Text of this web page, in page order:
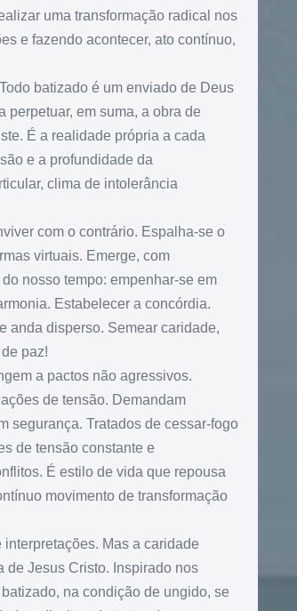
uma transformação radical nos
e fazendo acontecer, ato contínuo,
batizado é um enviado de Deus
perpetuar, em suma, a obra de
É a realidade própria a cada
e a profundidade da
clima de intolerância
com o contrário. Espalha-se o
virtuais. Emerge, com
nosso tempo: empenhar-se em
Estabelecer a concórdia.
anda disperso. Semear caridade,
paz!
a pactos não agressivos.
de tensão. Demandam
segurança. Tratados de cessar-fogo
de tensão constante e
É estilo de vida que repousa
movimento de transformação
Mas a caridade
de Jesus Cristo. Inspirado nos
na condição de ungido, se